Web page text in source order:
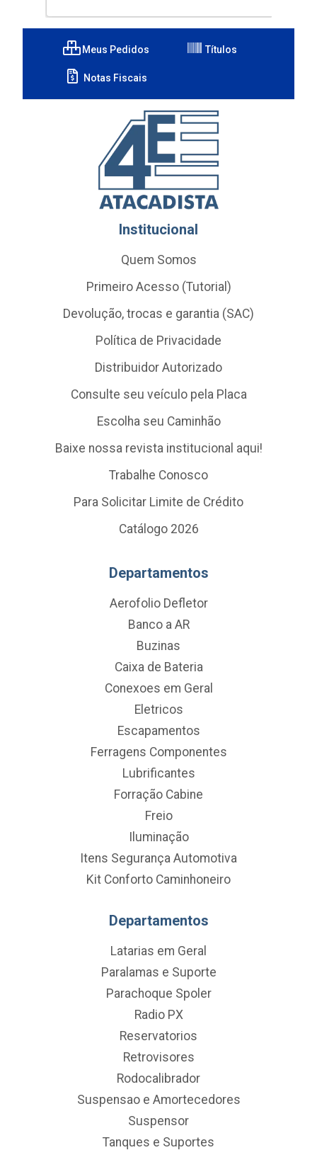
Meus Pedidos Títulos
Notas Fiscais
Institucional
Quem Somos
Primeiro Acesso (Tutorial)
Devolução, trocas e garantia (SAC)
Política de Privacidade
Distribuidor Autorizado
Consulte seu veículo pela Placa
Escolha seu Caminhão
Baixe nossa revista institucional aqui!
Trabalhe Conosco
Para Solicitar Limite de Crédito
Catálogo 2026
Departamentos
Aerofolio Defletor
Banco a AR
Buzinas
Caixa de Bateria
Conexoes em Geral
Eletricos
Escapamentos
Ferragens Componentes
Lubrificantes
Forração Cabine
Freio
Iluminação
Itens Segurança Automotiva
Kit Conforto Caminhoneiro
Departamentos
Latarias em Geral
Paralamas e Suporte
Parachoque Spoler
Radio PX
Reservatorios
Retrovisores
Rodocalibrador
Suspensao e Amortecedores
Suspensor
Tanques e Suportes